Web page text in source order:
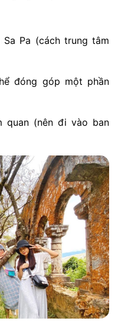
Sa Pa (cách trung tâm
đóng góp một phần
quan (nên đi vào ban